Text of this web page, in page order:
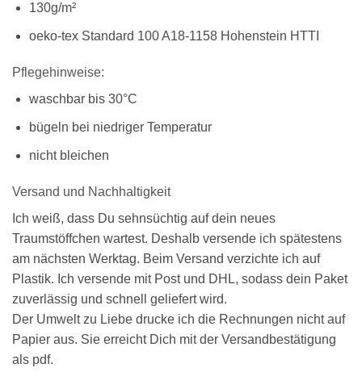
130g/m²
oeko-tex Standard 100 A18-1158 Hohenstein HTTI
Pflegehinweise:
waschbar bis 30°C
bügeln bei niedriger Temperatur
nicht bleichen
Versand und Nachhaltigkeit
Ich weiß, dass Du sehnsüchtig auf dein neues
Traumstöffchen wartest. Deshalb versende ich spätestens
am nächsten Werktag. Beim Versand verzichte ich auf
Plastik. Ich versende mit Post und DHL, sodass dein Paket
zuverlässig und schnell geliefert wird.
Der Umwelt zu Liebe drucke ich die Rechnungen nicht auf
Papier aus. Sie erreicht Dich mit der Versandbestätigung
als pdf.